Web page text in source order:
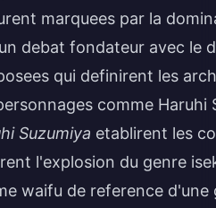
marquees par la
debat fondateur avec le
qui definirent les
comme
Suzumiya etablirent les
l'explosion du genre
waifu de reference